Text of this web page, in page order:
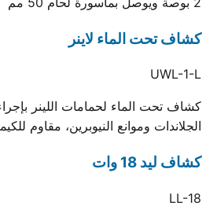
كشاف تحت الماء لاينر
UWL-1-L
كشاف تحت الماء لحمامات اللينر
الجلاندات وموانع النيوبرين، مقاوم
كشاف ليد 18 وات
LL-18